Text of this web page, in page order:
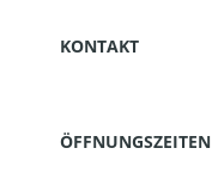
KONTAKT
ÖFFNUNGSZEITEN